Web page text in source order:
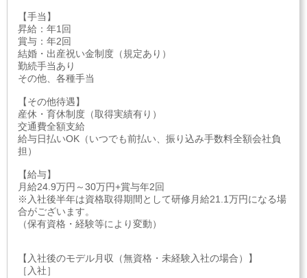
【手当】
昇給：年1回
賞与：年2回
結婚・出産祝い金制度（規定あり）
勤続手当あり
その他、各種手当
【その他待遇】
産休・育休制度（取得実績有り）
交通費全額支給
給与日払いOK（いつでも前払い、振り込み手数料全額会社負
担）
【給与】
月給24.9万円～30万円+賞与年2回
※入社後半年は資格取得期間として研修月給21.1万円になる場
合がございます。
（保有資格・経験等により変動）
【入社後のモデル月収（無資格・未経験入社の場合）】
［入社］